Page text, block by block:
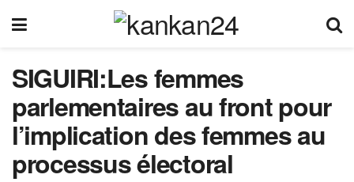
SIGUIRI:Les femmes
parlementaires au front pour
l’implication des femmes au
processus électoral